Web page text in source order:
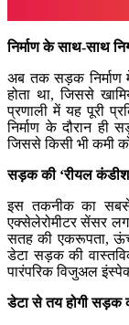
निर्माण के साथ-साथ
अब तक सड़क निर्माण
होता था, जिससे
प्रणाली में यह पूरी
निर्माण के दौरान ही
जिससे किसी भी कमी
सड़क की ‘रीयल
इस तकनीक का सबसे
एक्सेलेरोमीटर सेंसर
सतह की एकरूपता,
डेटा सड़क की
पारंपरिक विजुअल
डेटा से तय होगी सड़क